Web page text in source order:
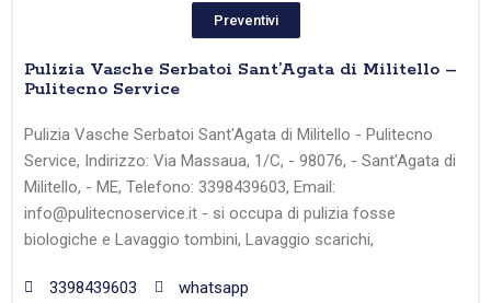
Preventivi
Pulizia Vasche Serbatoi Sant’Agata di Militello –
Pulitecno Service
Pulizia Vasche Serbatoi Sant'Agata di Militello - Pulitecno
Service, Indirizzo: Via Massaua, 1/C, - 98076, - Sant'Agata di
Militello, - ME, Telefono: 3398439603, Email:
info@pulitecnoservice.it - si occupa di pulizia fosse
biologiche e Lavaggio tombini, Lavaggio scarichi,
3398439603
whatsapp